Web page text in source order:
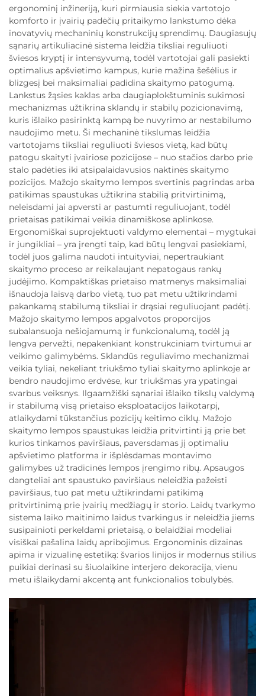
ergonominį inžineriją, kuri pirmiausia siekia vartotojo
komforto ir įvairių padėčių pritaikymo lankstumo dėka
inovatyvių mechaninių konstrukcijų sprendimų. Daugiasujų
sąnarių artikuliacinė sistema leidžia tiksliai reguliuoti
šviesos kryptį ir intensyvumą, todėl vartotojai gali pasiekti
optimalius apšvietimo kampus, kurie mažina šešėlius ir
blizgesį bei maksimaliai padidina skaitymo patogumą.
Lankstus žąsies kaklas arba daugiaplokštuminis sukimosi
mechanizmas užtikrina sklandų ir stabilų pozicionavimą,
kuris išlaiko pasirinktą kampą be nuvyrimo ar nestabilumo
naudojimo metu. Ši mechaninė tikslumas leidžia
vartotojams tiksliai reguliuoti šviesos vietą, kad būtų
patogu skaityti įvairiose pozicijose – nuo stačios darbo prie
stalo padėties iki atsipalaidavusios naktinės skaitymo
pozicijos. Mažojo skaitymo lempos svertinis pagrindas arba
patikimas spaustukas užtikrina stabilią pritvirtinimą,
neleisdami jai apversti ar pastumti reguliuojant, todėl
prietaisas patikimai veikia dinamiškose aplinkose.
Ergonomiškai suprojektuoti valdymo elementai – mygtukai
ir jungikliai – yra įrengti taip, kad būtų lengvai pasiekiami,
todėl juos galima naudoti intuityviai, nepertraukiant
skaitymo proceso ar reikalaujant nepatogaus rankų
judėjimo. Kompaktiškas prietaiso matmenys maksimaliai
išnaudoja laisvą darbo vietą, tuo pat metu užtikrindami
pakankamą stabilumą tiksliai ir drąsiai reguliuojant padėtį.
Mažojo skaitymo lempos apgalvotos proporcijos
subalansuoja nešiojamumą ir funkcionalumą, todėl ją
lengva pervežti, nepakenkiant konstrukciniam tvirtumui ar
veikimo galimybėms. Sklandūs reguliavimo mechanizmai
veikia tyliai, nekeliant triukšmo tyliai skaitymo aplinkoje ar
bendro naudojimo erdvėse, kur triukšmas yra ypatingai
svarbus veiksnys. Ilgaamžiški sąnariai išlaiko tikslų valdymą
ir stabilumą visą prietaiso eksploatacijos laikotarpį,
atlaikydami tūkstančius pozicijų keitimo ciklų. Mažojo
skaitymo lempos spaustukas leidžia pritvirtinti ją prie bet
kurios tinkamos paviršiaus, paversdamas jį optimaliu
apšvietimo platforma ir išplėsdamas montavimo
galimybes už tradicinės lempos įrengimo ribų. Apsaugos
dangteliai ant spaustuko paviršiaus neleidžia pažeisti
paviršiaus, tuo pat metu užtikrindami patikimą
pritvirtinimą prie įvairių medžiagų ir storio. Laidų tvarkymo
sistema laiko maitinimo laidus tvarkingus ir neleidžia jiems
susipainioti perkeldami prietaisą, o belaidžiai modeliai
visiškai pašalina laidų apribojimus. Ergonominis dizainas
apima ir vizualinę estetiką: švarios linijos ir modernus stilius
puikiai derinasi su šiuolaikine interjero dekoracija, vienu
metu išlaikydami akcentą ant funkcionalios tobulybės.